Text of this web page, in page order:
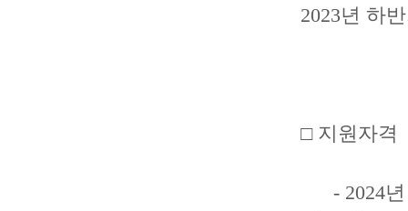
2023년 하
□ 지원자격
- 2024년